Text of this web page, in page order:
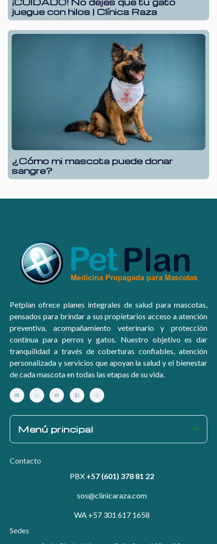
juegue con hilos | Clínica Raza
¿Cómo mi mascota puede donar
sangre?
Petplan ofrece planes integrales de salud para mascotas,
pensados para brindar a sus propietarios acceso a atención
preventiva, acompañamiento veterinario y protección
continua para perros y gatos. Nuestro objetivo es dar
tranquilidad a través de coberturas confiables, atención
personalizada y servicios que apoyan la salud y el bienestar
de cada mascota en todas las etapas de su vida.
Menú principal
Contacto
PBX +57 (601) 378 81 22
sos@clinicaraza.com
WA +57 301 617 1658
Sedes